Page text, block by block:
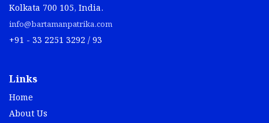
Kolkata 700 105, India.
info@bartamanpatrika.com
+91 - 33 2251 3292 / 93
Links
Home
About Us